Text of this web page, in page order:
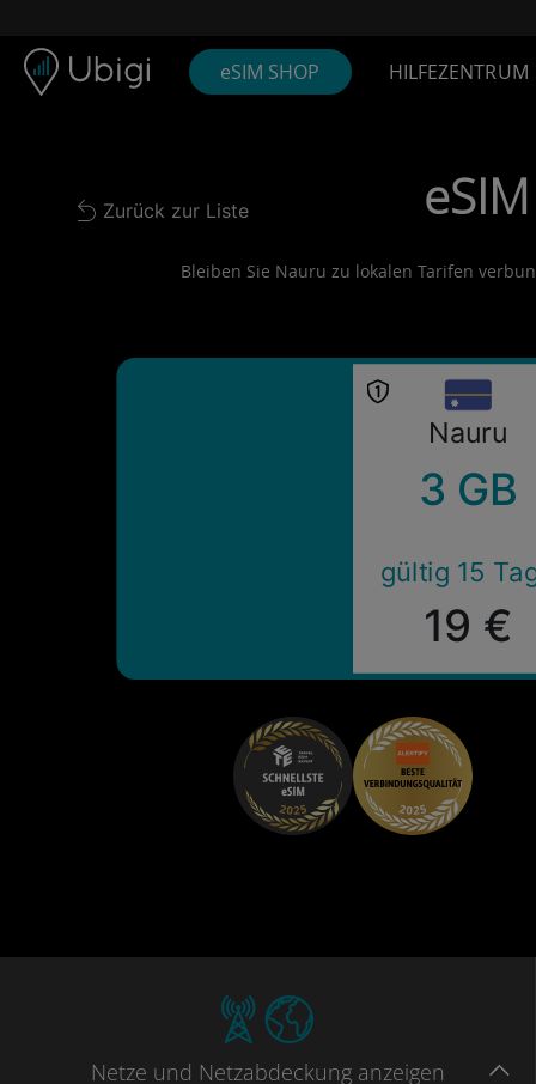
eSIM SHOP HILFEZENTRUM
Back to list
Zurück zur Liste
Bleiben Sie Nauru zu lokalen Tarifen
Nauru
3 GB
gültig 15
19 €
Netze und Netzabdeckung anzeigen